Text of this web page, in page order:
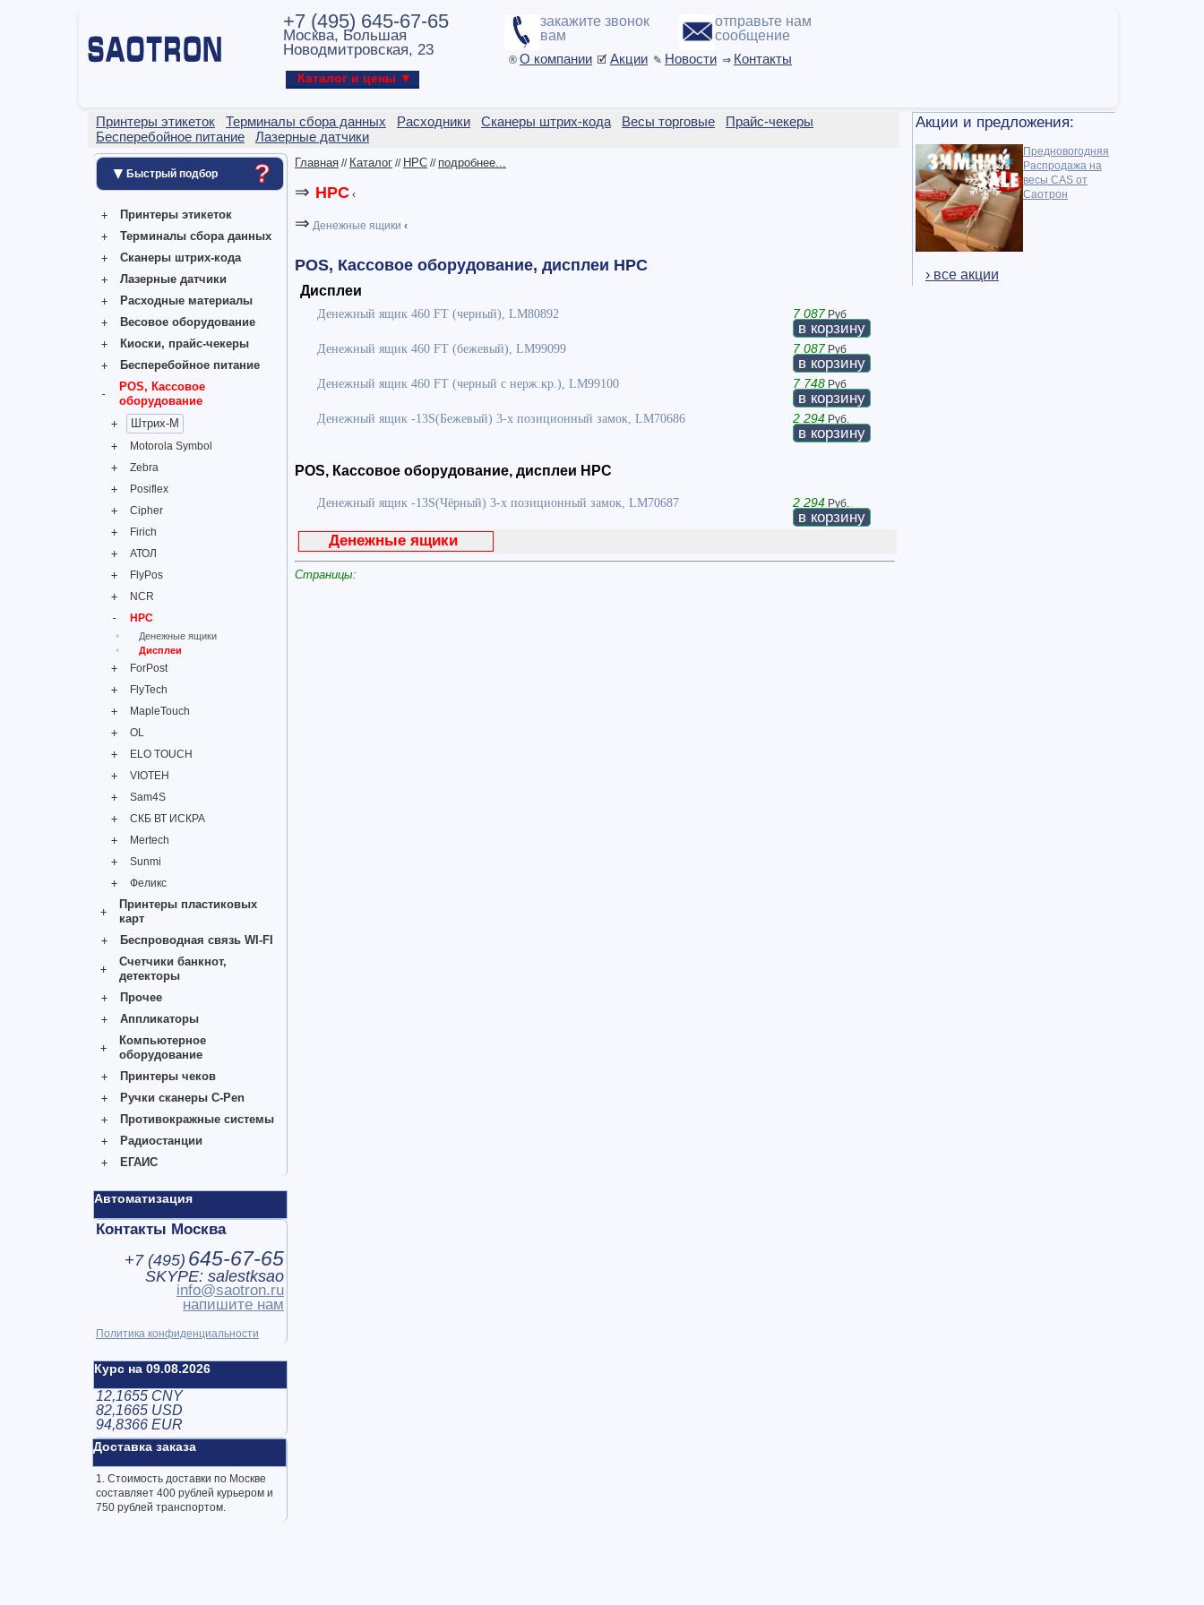
+7 (495) 645-67-65
Москва, Большая
Новодмитровская, 23
Каталог и цены ▼
закажите звонок
вам
отправьте нам
сообщение
® О компании 🗹 Акции ✎ Новости ⇒ Контакты
Акции и предложения:
Предновогодняя
Распродажа на
весы CAS от
Саотрон
› все акции
Принтеры этикеток Терминалы сбора данных Расходники Сканеры штрих-кода Весы торговые
Прайс-чекеры
Бесперебойное питание
Лазерные датчики
▼ Быстрый подбор ?
Принтеры этикеток
Терминалы сбора данных
Сканеры штрих-кода
Лазерные датчики
Расходные материалы
Весовое оборудование
Киоски, прайс-чекеры
Бесперебойное питание
POS, Кассовое
оборудование
Штрих-М
Motorola Symbol
Zebra
Posiflex
Cipher
Firich
АТОЛ
FlyPos
NCR
HPC
Денежные ящики
Дисплеи
ForPost
FlyTech
MapleTouch
OL
ELO TOUCH
VIOTEH
Sam4S
СКБ ВТ ИСКРА
Mertech
Sunmi
Феликс
Принтеры пластиковых
карт
Беспроводная связь WI-FI
Счетчики банкнот,
детекторы
Прочее
Аппликаторы
Компьютерное
оборудование
Принтеры чеков
Ручки сканеры C-Pen
Противокражные системы
Радиостанции
ЕГАИС
Автоматизация
Контакты Москва
+7 (495) 645-67-65
SKYPE: salestksao
info@saotron.ru
напишите нам
Политика конфиденциальности
Курс на 09.08.2026
12,1655 CNY
82,1665 USD
94,8366 EUR
Доставка заказа
1. Стоимость доставки по Москве
составляет 400 рублей курьером и
750 рублей транспортом.
Главная // Каталог // HPC // подробнее...
⇒ HPC ‹
⇒ Денежные ящики ‹
POS, Кассовое оборудование, дисплеи HPC
Дисплеи
Денежный ящик 460 FT (черный), LM80892 7 087 Руб
в корзину
Денежный ящик 460 FT (бежевый), LM99099 7 087 Руб
в корзину
Денежный ящик 460 FT (черный с нерж.кр.), LM99100 7 748 Руб
в корзину
Денежный ящик -13S(Бежевый) 3-х позиционный замок, LM70686 2 294 Руб.
в корзину
POS, Кассовое оборудование, дисплеи HPC
Денежный ящик -13S(Чёрный) 3-х позиционный замок, LM70687 2 294 Руб.
в корзину
Денежные ящики
Страницы: